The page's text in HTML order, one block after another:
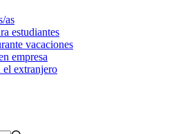
as
estudiantes
vacaciones
empresa
el extranjero